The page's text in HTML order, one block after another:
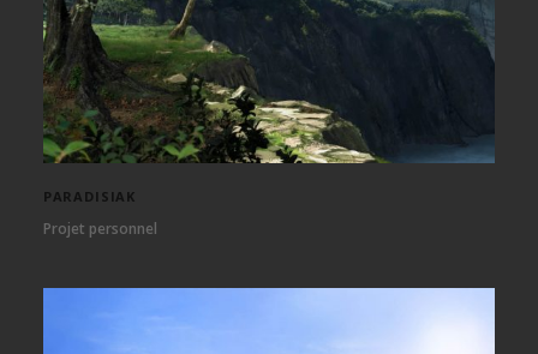
PARADISIAK
Projet personnel